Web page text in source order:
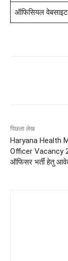
ऑफिसियल वेबसाइट
पिछला लेख
Haryana Health
Officer Vacancy
ऑफिसर भर्ती हेतु